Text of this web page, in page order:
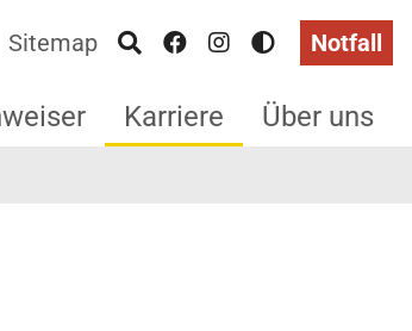
Sitemap Notfall
Karriere Über uns